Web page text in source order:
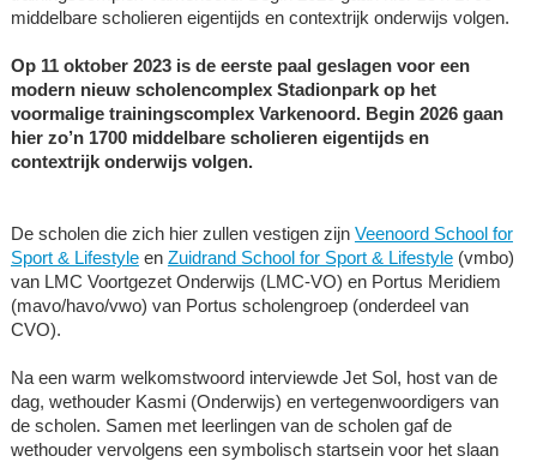
middelbare scholieren eigentijds en contextrijk onderwijs volgen.
Op 11 oktober 2023 is de eerste paal geslagen voor een
modern nieuw scholencomplex Stadionpark op het
voormalige trainingscomplex Varkenoord. Begin 2026 gaan
hier zo’n 1700 middelbare scholieren eigentijds en
contextrijk onderwijs volgen.
De scholen die zich hier zullen vestigen zijn Veenoord School for
Sport & Lifestyleen Zuidrand School for Sport & Lifestyle(vmbo)
van LMC Voortgezet Onderwijs (LMC-VO) en Portus Meridiem
(mavo/havo/vwo) van Portus scholengroep (onderdeel van
CVO).
Na een warm welkomstwoord interviewde Jet Sol, host van de
dag, wethouder Kasmi (Onderwijs) en vertegenwoordigers van
de scholen. Samen met leerlingen van de scholen gaf de
wethouder vervolgens een symbolisch startsein voor het slaan